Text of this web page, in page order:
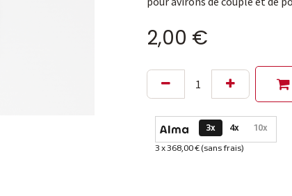
2,00 €
Options de paiement
3x 4x 10x
Informations sur le plan de
3 x 368,00 € (sans frais)